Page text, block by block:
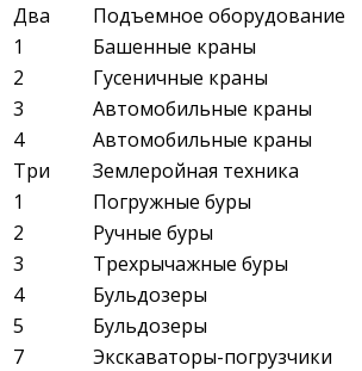
Два
Подъемное оборудование
1
Башенные краны
2
Гусеничные краны
3
Автомобильные краны
4
Автомобильные краны
Три
Землеройная техника
1
Погружные буры
2
Ручные буры
3
Трехрычажные буры
4
Бульдозеры
5
Бульдозеры
7
Экскаваторы-погрузчики